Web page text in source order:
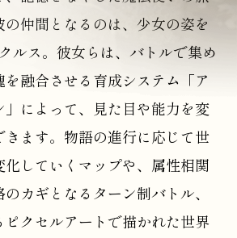
仲間となるのは、少女の姿を
ルス。彼女らは、バトルで集め
融合させる育成システム「ア
」によって、見た目や能力を変
ます。物語の進行に応じて世
していくマップや、属性相関
カギとなるターン制バトル、
ピクセルアートで描かれた世界